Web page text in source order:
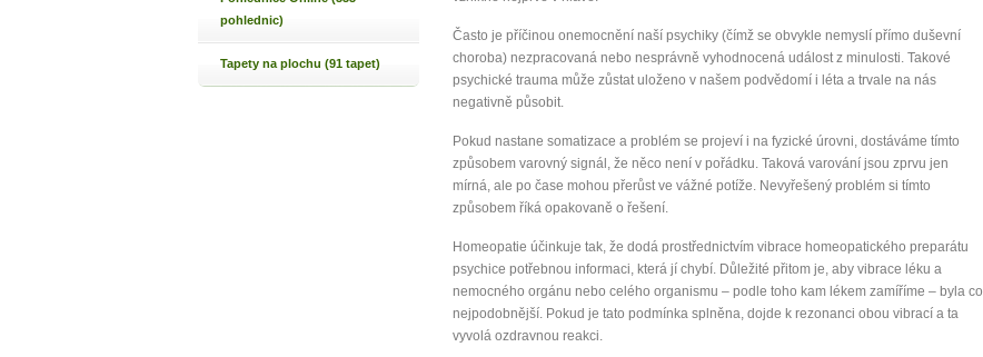
pohlednic)
Tapety na plochu (91 tapet)
Často je příčinou onemocnění naší psychiky (čímž se obvykle nemyslí přímo duševní
choroba) nezpracovaná nebo nesprávně vyhodnocená událost z minulosti. Takové
psychické trauma může zůstat uloženo v našem podvědomí i léta a trvale na nás
negativně působit.
Pokud nastane somatizace a problém se projeví i na fyzické úrovni, dostáváme tímto
způsobem varovný signál, že něco není v pořádku. Taková varování jsou zprvu jen
mírná, ale po čase mohou přerůst ve vážné potíže. Nevyřešený problém si tímto
způsobem říká opakovaně o řešení.
Homeopatie účinkuje tak, že dodá prostřednictvím vibrace homeopatického preparátu
psychice potřebnou informaci, která jí chybí. Důležité přitom je, aby vibrace léku a
nemocného orgánu nebo celého organismu – podle toho kam lékem zamíříme – byla co
nejpodobnější. Pokud je tato podmínka splněna, dojde k rezonanci obou vibrací a ta
vyvolá ozdravnou reakci.